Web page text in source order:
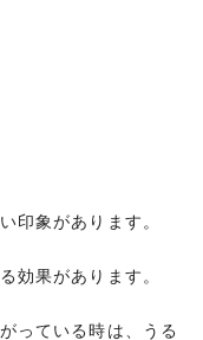
印象があります。
効果があります。
っている時は、うる